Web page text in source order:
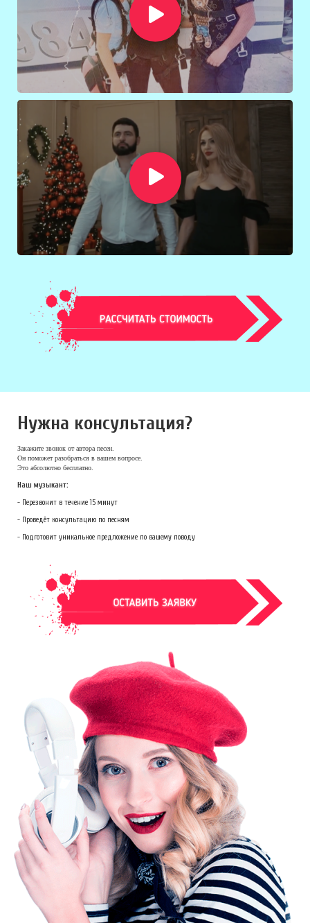
Нужна консультация?
Закажите звонок от автора песен.
Он поможет разобраться в вашем вопросе.
Это абсолютно бесплатно.
Наш музыкант:
- Перезвонит в течение 15 минут
- Проведёт консультацию по песням
- Подготовит уникальное предложение по вашему поводу